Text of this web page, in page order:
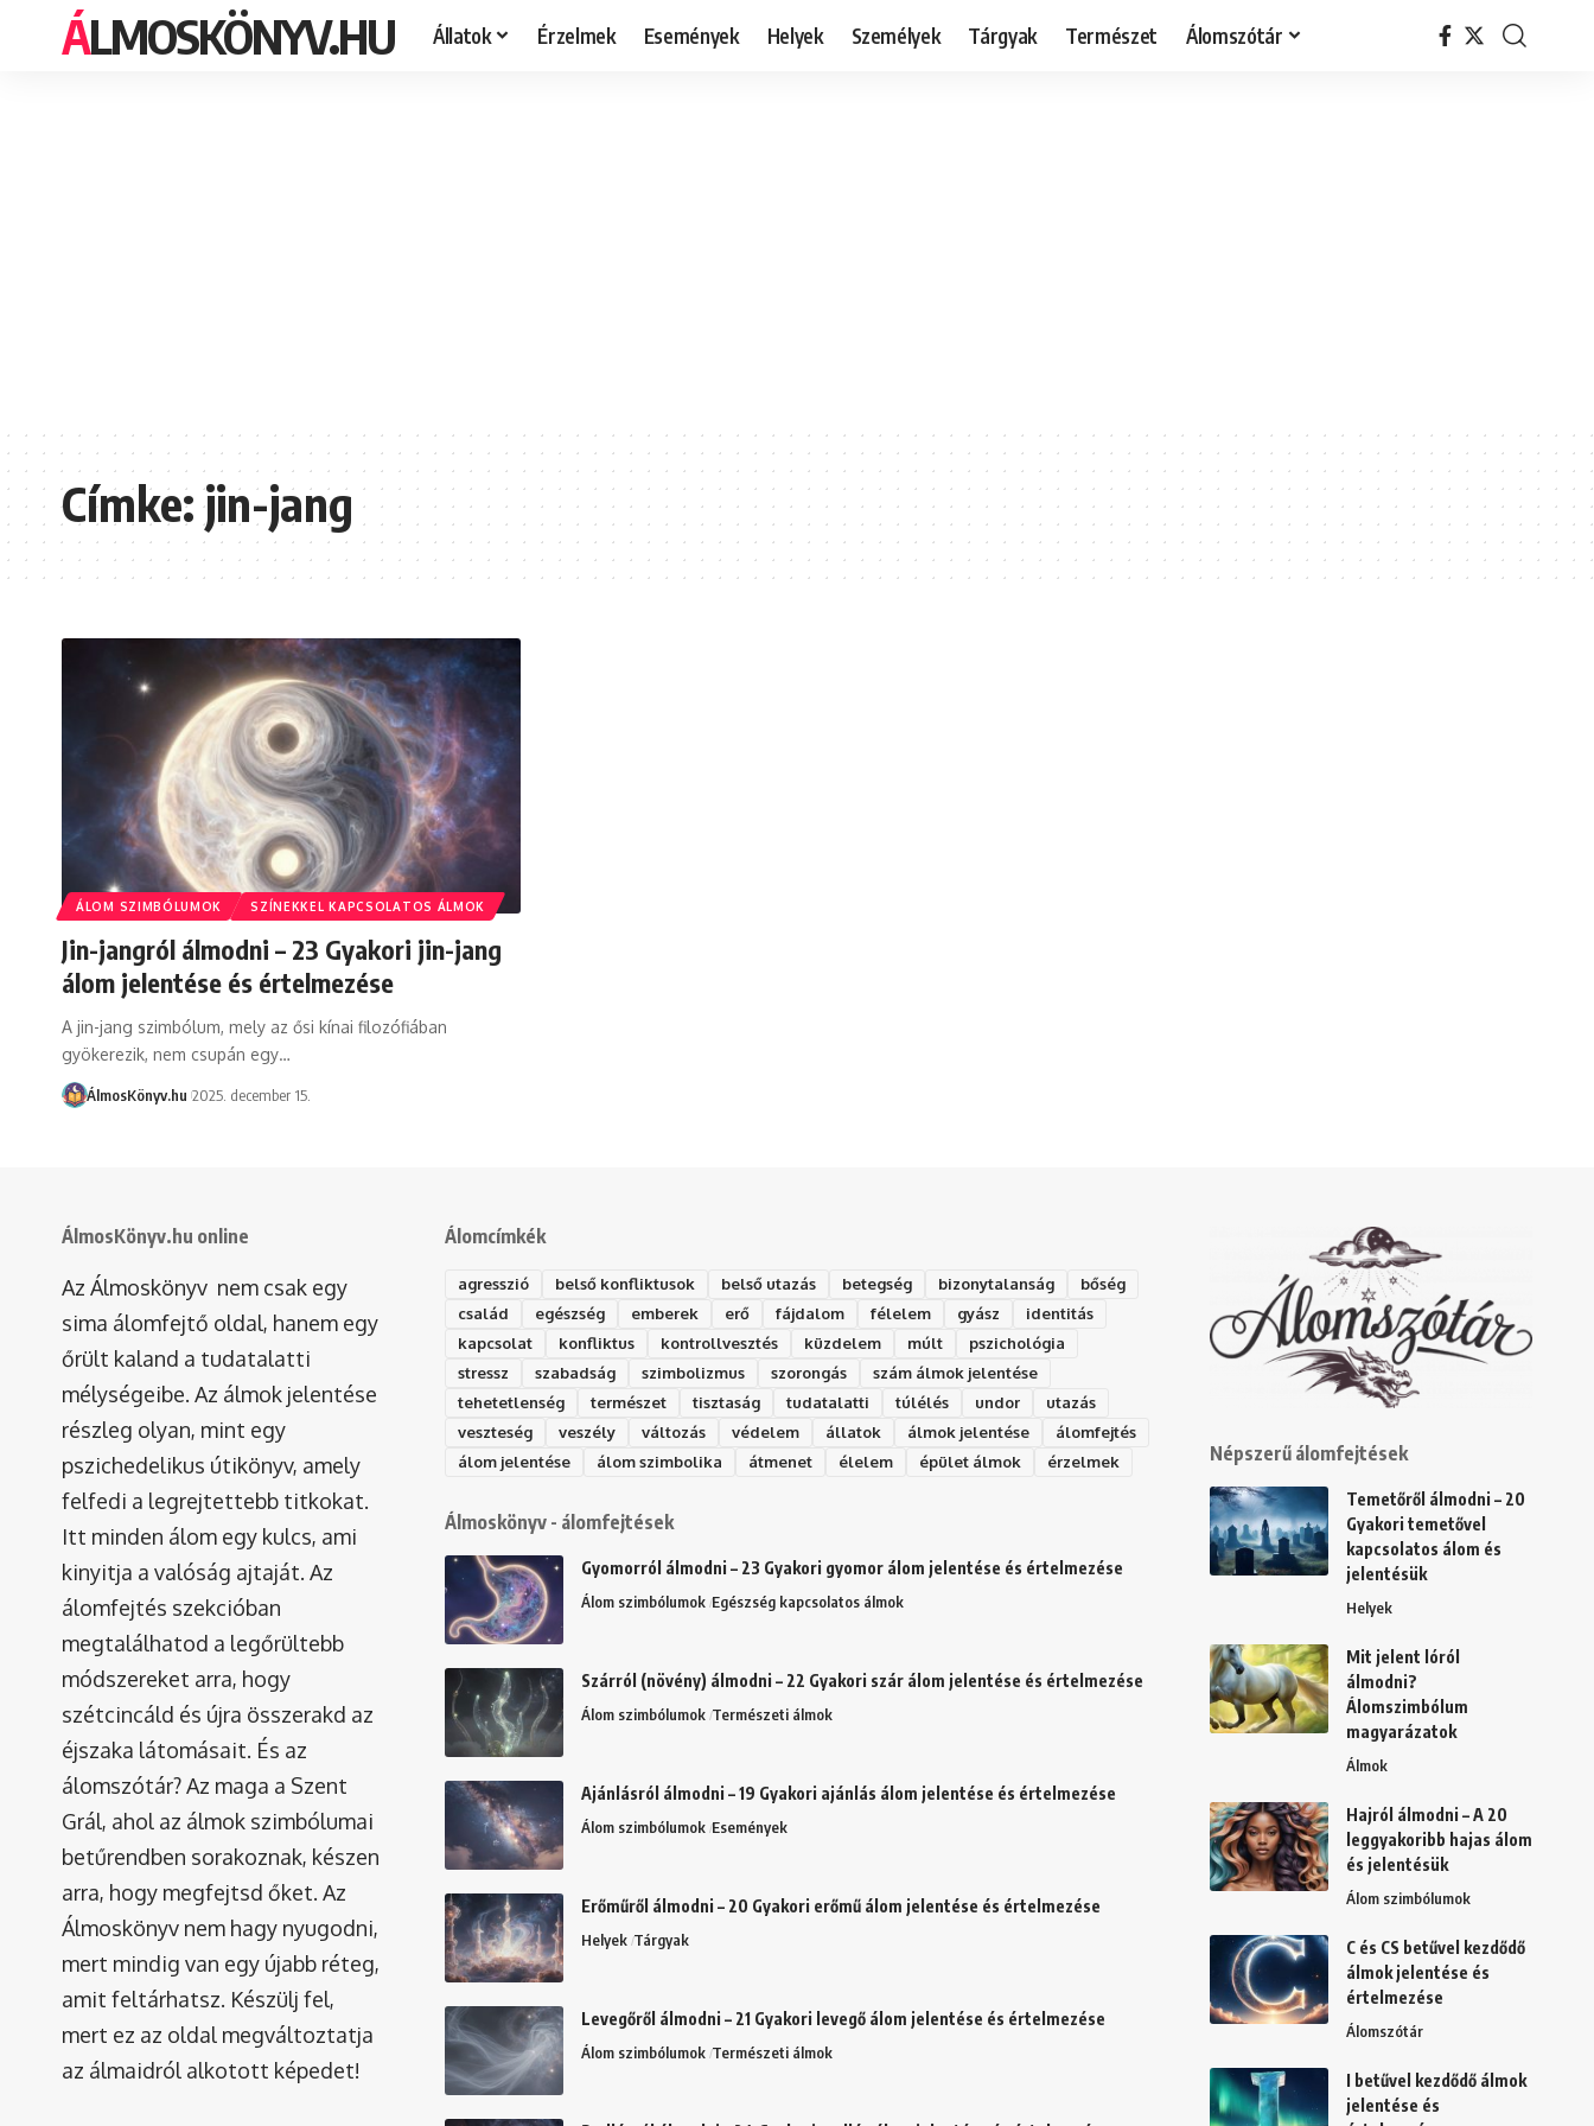
ÁLMOSKÖNYV.HU Állatok Érzelmek Események Helyek Személyek Tárgyak Természet Álomszótár
Címke:jin-jang
ÁLOM SZIMBÓLUMOK SZÍNEKKEL KAPCSOLATOS ÁLMOK
Jin-jangról álmodni – 23 Gyakori jin-jang
álom jelentése és értelmezése
A jin-jang szimbólum, mely az ősi kínai filozófiában
gyökerezik, nem csupán egy…
ÁlmosKönyv.hu 2025. december 15.
ÁlmosKönyv.hu online
Az Álmoskönyv nem csak egy
sima álomfejtő oldal, hanem egy
őrült kaland a tudatalatti
mélységeibe. Az álmok jelentése
részleg olyan, mint egy
pszichedelikus útikönyv, amely
felfedi a legrejtettebb titkokat.
Itt minden álom egy kulcs, ami
kinyitja a valóság ajtaját. Az
álomfejtés szekcióban
megtalálhatod a legőrültebb
módszereket arra, hogy
szétcincáld és újra összerakd az
éjszaka látomásait. És az
álomszótár? Az maga a Szent
Grál, ahol az álmok szimbólumai
betűrendben sorakoznak, készen
arra, hogy megfejtsd őket. Az
Álmoskönyv nem hagy nyugodni,
mert mindig van egy újabb réteg,
amit feltárhatsz. Készülj fel,
mert ez az oldal megváltoztatja
az álmaidról alkotott képedet!
Álomcímkék
agresszió belső konfliktusok belső utazás betegség bizonytalanság
bőség
család
egészség emberek erő fájdalom félelem gyász
identitás
kapcsolat
konfliktus kontrollvesztés küzdelem múlt
pszichológia
stressz
szabadság szimbolizmus szorongás
szám álmok jelentése
tehetetlenség
természet tisztaság tudatalatti túlélés undor
utazás
veszteség
veszély változás védelem állatok álmok jelentése
álomfejtés
álom jelentése
álom szimbolika átmenet élelem épület álmok érzelmek
Álmoskönyv - álomfejtések
Gyomorról álmodni – 23 Gyakori gyomor álom jelentése és értelmezése
Álom szimbólumok Egészség kapcsolatos álmok
Szárról (növény) álmodni – 22 Gyakori szár álom jelentése és értelmezése
Álom szimbólumok Természeti álmok
Ajánlásról álmodni – 19 Gyakori ajánlás álom jelentése és értelmezése
Álom szimbólumok Események
Erőműről álmodni – 20 Gyakori erőmű álom jelentése és értelmezése
Helyek Tárgyak
Levegőről álmodni – 21 Gyakori levegő álom jelentése és értelmezése
Álom szimbólumok Természeti álmok
Népszerű álomfejtések
Temetőről álmodni – 20
Gyakori temetővel
kapcsolatos álom és
jelentésük
Helyek
Mit jelent lóról
álmodni?
Álomszimbólum
magyarázatok
Álmok
Hajról álmodni – A 20
leggyakoribb hajas álom
és jelentésük
Álom szimbólumok
C és CS betűvel kezdődő
álmok jelentése és
értelmezése
Álomszótár
I betűvel kezdődő álmok
jelentése és